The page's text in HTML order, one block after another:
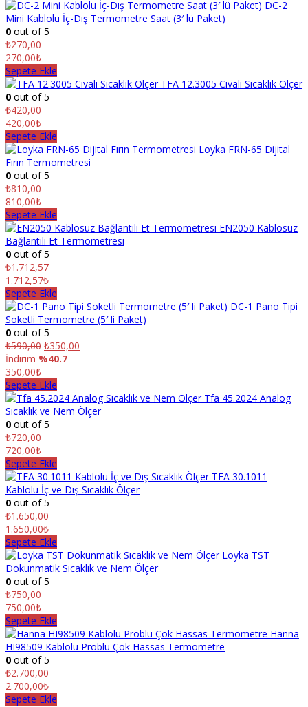
DC-2
Mini Kablolu İç-Dış Termometre Saat (3′ lü Paket)
0 out of 5
₺270,00
270,00₺
Sepete Ekle
TFA 12.3005 Civalı Sıcaklık Ölçer
0 out of 5
₺420,00
420,00₺
Sepete Ekle
Loyka FRN-65 Dijital
Fırın Termometresi
0 out of 5
₺810,00
810,00₺
Sepete Ekle
EN2050 Kablosuz
Bağlantılı Et Termometresi
0 out of 5
₺1.712,57
1.712,57₺
Sepete Ekle
DC-1 Pano Tipi
Soketli Termometre (5′ li Paket)
0 out of 5
₺590,00 ₺350,00
İndirim %40.7
350,00₺
Sepete Ekle
Tfa 45.2024 Analog
Sıcaklık ve Nem Ölçer
0 out of 5
₺720,00
720,00₺
Sepete Ekle
TFA 30.1011
Kablolu İç ve Dış Sıcaklık Ölçer
0 out of 5
₺1.650,00
1.650,00₺
Sepete Ekle
Loyka TST
Dokunmatik Sıcaklık ve Nem Ölçer
0 out of 5
₺750,00
750,00₺
Sepete Ekle
Hanna
HI98509 Kablolu Problu Çok Hassas Termometre
0 out of 5
₺2.700,00
2.700,00₺
Sepete Ekle